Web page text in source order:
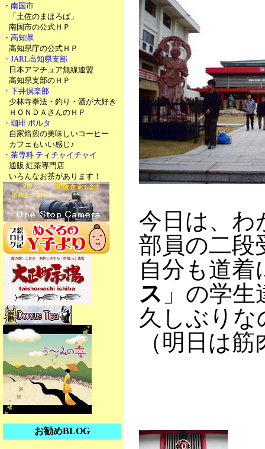
・南国市
「土佐のまほろば」
南国市の公式ＨＰ
・高知県
高知県庁の公式ＨＰ
・JARL高知県支部
日本アマチュア無線連盟
高知県支部のＨＰ
・下井倶楽部
少林寺拳法・釣り・酒が大好き
ＨＯＮＤＡさんのＨＰ
・珈琲 ポルタ
自家焙煎の美味しいコーヒー
カフェもいい感じ♪
・茶専科 ティチャイチャイ
通販 紅茶専門店
いろんなお茶があります！
お勧めBLOG
今日は、わ
部員の二段
自分も道着
ス 」の学
久しぶりな
（明日は